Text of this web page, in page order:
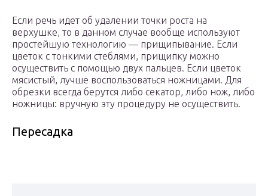
Если речь идет об удалении точки роста на
верхушке, то в данном случае вообще используют
простейшую технологию — прищипывание. Если
цветок с тонкими стеблями, прищипку можно
осуществить с помощью двух пальцев. Если цветок
мясистый, лучше воспользоваться ножницами. Для
обрезки всегда берутся либо секатор, либо нож, либо
ножницы: вручную эту процедуру не осуществить.
Пересадка